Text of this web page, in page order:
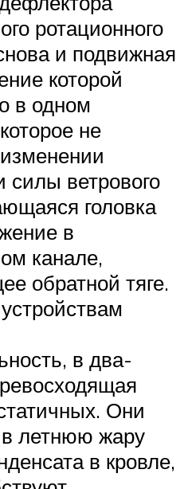
ротационного
и подвижная
которой
в одном
не
силы ветрового
головка
в
канале,
обратной тяге.
в два-
Они
в летнюю жару
в кровле,